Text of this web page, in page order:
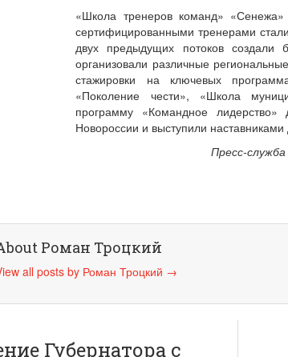
«Школа тренеров команд»
сертифицированными тренерами
двух предыдущих потоков создали
организовали различные
стажировки на ключевых
«Поколение чести», «Школа
программу «Командное
Новороссии и выступили
Пресс-
Роман Троцкий
all posts by Роман Троцкий →
Губернатора с